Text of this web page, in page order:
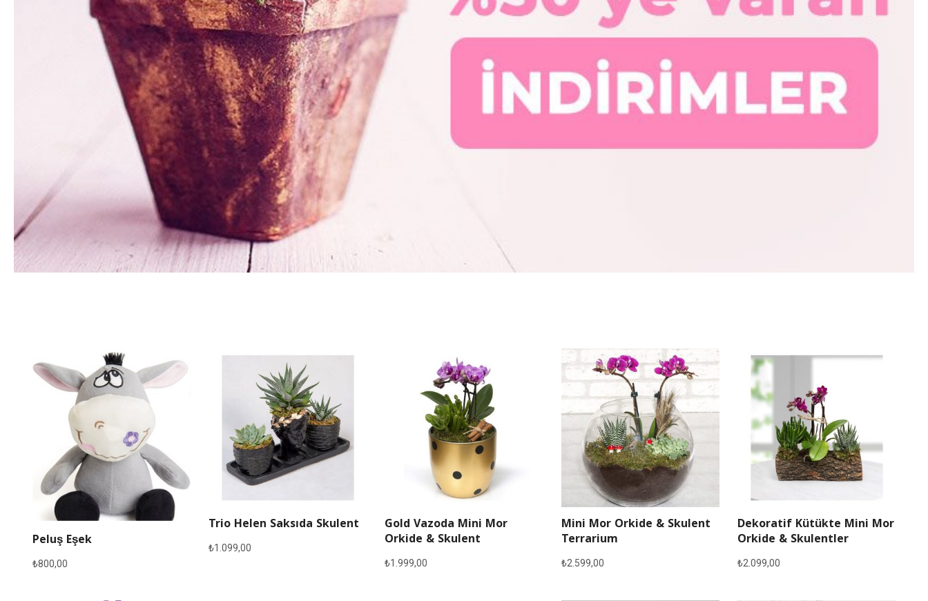
Peluş Eşek
₺800,00
Trio Helen Saksıda Skulent
₺1.099,00
Gold Vazoda Mini Mor
Orkide & Skulent
₺1.999,00
Mini Mor Orkide & Skulent
Terrarium
₺2.599,00
Dekoratif Kütükte Mini Mor
Orkide & Skulentler
₺2.099,00